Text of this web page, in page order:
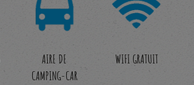
AIRE DE
CAMPING-CAR
WIFI GRATUIT